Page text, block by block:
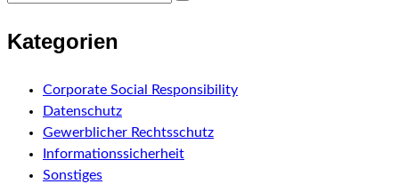
Kategorien
Corporate Social Responsibility
Datenschutz
Gewerblicher Rechtsschutz
Informationssicherheit
Sonstiges